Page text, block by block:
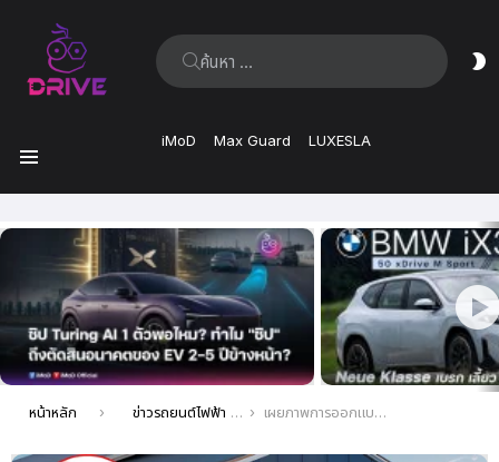
ค้นหา:
iMoD Max Guard LUXESLA
ล่าสุด
คุณอยู่ที่นี่:
หน้าหลัก ข่าวรถยนต์ไฟฟ้า EV ล่าสุด เผยภาพการออกแบบภายใน BYD Xia มินิแวนไฟฟ้า มาพร้อมห้องโดยสารหรู คล้ายภายใน Denza Z9 GT